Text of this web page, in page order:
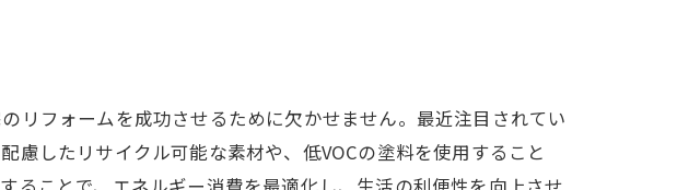
リフォームを成功させるために欠かせません。最近注目されてい
慮したリサイクル可能な素材や、低VOCの塗料を使用すること